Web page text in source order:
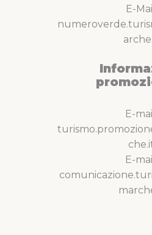
E-
E-
E-